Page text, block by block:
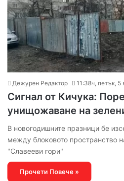
Дежурен Редактор 11:38ч, петък, 5
Сигнал от Кичука:
унищожаване на
В новогодишните празници бе
между блоковото пространство
"Славееви гори"
Прочети Повече »